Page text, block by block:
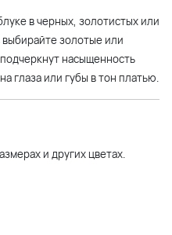
в черных, золотистых или
золотые или
насыщенность
глаза или губы в тон платью.
и других цветах.